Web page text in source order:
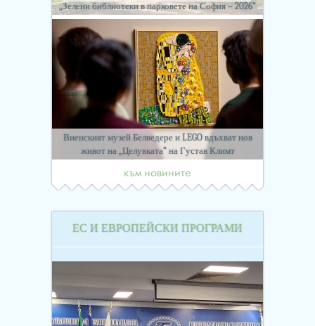
„Зелени библиотеки в парковете на София – 2026“
Виенският музей Белведере и LEGO вдъхват нов
живот на „Целувката“ на Густав Климт
към новините
ЕС И ЕВРОПЕЙСКИ ПРОГРАМИ